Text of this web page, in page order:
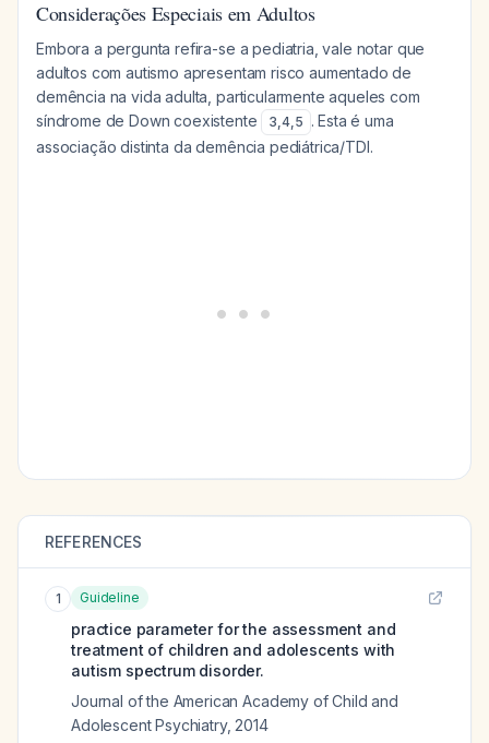
Considerações Especiais em Adultos
Embora a pergunta refira-se a pediatria, vale notar que
adultos com autismo apresentam risco aumentado de
demência na vida adulta, particularmente aqueles com
síndrome de Down coexistente
3,4,5 . Esta é uma
associação distinta da demência pediátrica/TDI.
REFERENCES
1 Guideline
practice parameter for the assessment and
treatment of children and adolescents with
autism spectrum disorder.
Journal of the American Academy of Child and
Adolescent Psychiatry, 2014